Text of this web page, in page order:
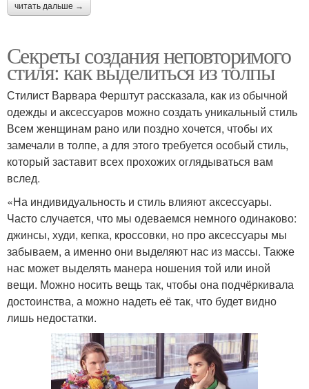
читать дальше →
Секреты создания неповторимого
стиля: как выделиться из толпы
Стилист Варвара Ферштут рассказала, как из обычной
одежды и аксессуаров можно создать уникальный стиль
Всем женщинам рано или поздно хочется, чтобы их
замечали в толпе, а для этого требуется особый стиль,
который заставит всех прохожих оглядываться вам
вслед.
«На индивидуальность и стиль влияют аксессуары.
Часто случается, что мы одеваемся немного одинаково:
джинсы, худи, кепка, кроссовки, но про аксессуары мы
забываем, а именно они выделяют нас из массы. Также
нас может выделять манера ношения той или иной
вещи. Можно носить вещь так, чтобы она подчёркивала
достоинства, а можно надеть её так, что будет видно
лишь недостатки.